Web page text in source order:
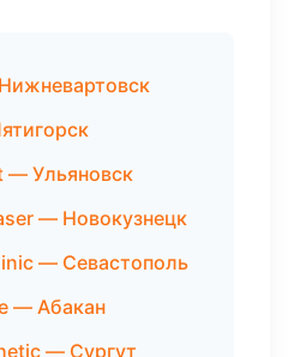
— Ульяновск
— Новокузнецк
— Севастополь
— Абакан
— Сургут